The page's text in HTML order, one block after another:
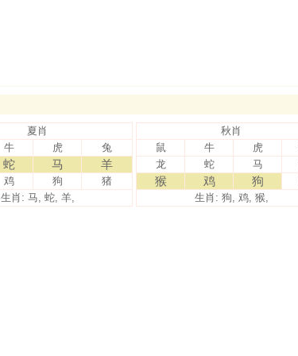
夏肖
牛 虎
兔
蛇 马 羊
鸡 狗
猪
生肖: 马, 蛇, 羊,
秋肖
鼠
牛 虎
龙
蛇 马
猴 鸡 狗
生肖: 狗, 鸡, 猴,